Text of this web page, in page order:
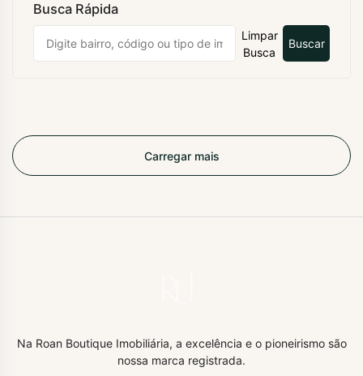
Busca Rápida
Limpar
Busca
Buscar
Carregar mais
Na Roan Boutique Imobiliária, a excelência e o pioneirismo são
nossa marca registrada.